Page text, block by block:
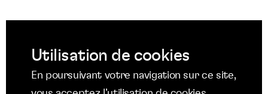
nousSuivez
nous
nous
Utilisation de cookies
En poursuivant votre navigation sur ce site,